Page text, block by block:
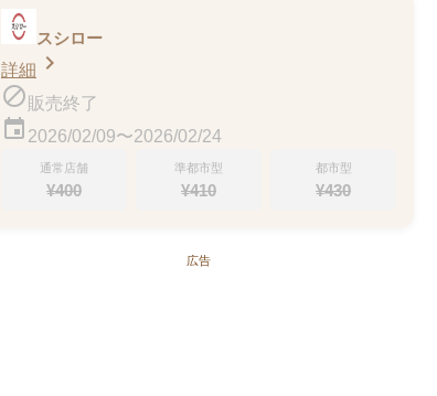
スシロー
詳細 chevron_right
block 販売終了
event 2026/02/09〜2026/02/24
通常店舗
¥400
準都市型
¥410
都市型
¥430
広告